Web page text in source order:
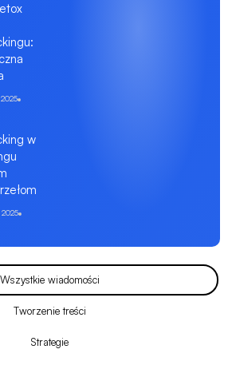
w
Wszystkie wiadomości
Tworzenie treści
Strategie